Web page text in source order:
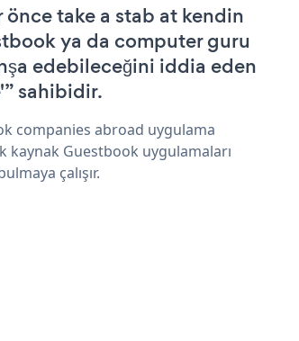
önce take a stab at kendin
ya da computer guru
edebileceğini iddia eden
sahibidir.
companies abroad uygulama
kaynak Guestbook uygulamaları
çalışır.